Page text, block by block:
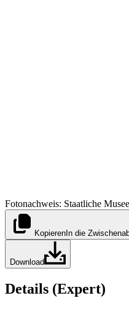
Fotonachweis: Staatliche
Kopieren In die
Download
Details (Expert)